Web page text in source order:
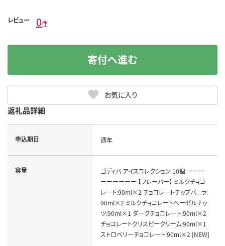
レビュー 0件
お気に入り
寄付へ進む
返礼品詳細
申込期日 通年
容量
ゴディバ アイスコレクション 10個 ーーー
ーーーーーー 【フレーバー】 ミルクチョコ
レート:90ml×2 チョコレートチップバニラ:
90ml×2 ミルクチョコレートヘーゼルナッ
ツ:90ml×1 ダークチョコレート:90ml×2
チョコレートクリスピークリーム:90ml×1
ストロベリーチョコレート:90ml×2 [NEW]